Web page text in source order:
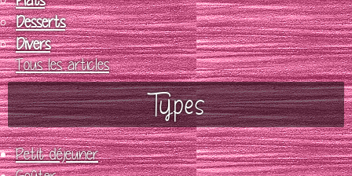
Desserts
Divers
Tous les articles
Types
Petit déjeuner